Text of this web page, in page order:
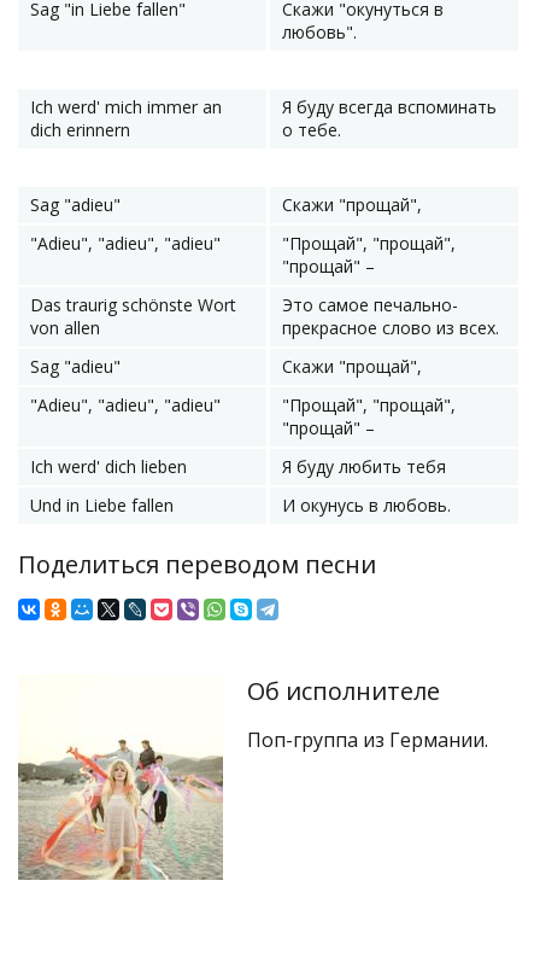
Sag "in Liebe fallen"
Скажи "окунуться в
любовь".
Ich werd' mich immer an
dich erinnern
Я буду всегда вспоминать
о тебе.
Sag "adieu"
Скажи "прощай",
"Adieu", "adieu", "adieu"
"Прощай", "прощай",
"прощай" –
Das traurig schönste Wort
von allen
Это самое печально-
прекрасное слово из всех.
Sag "adieu"
Скажи "прощай",
"Adieu", "adieu", "adieu"
"Прощай", "прощай",
"прощай" –
Ich werd' dich lieben
Я буду любить тебя
Und in Liebe fallen
И окунусь в любовь.
Поделиться переводом песни
Об исполнителе
Поп-группа из Германии.